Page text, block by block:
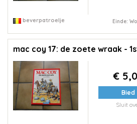
beverpatroelje Einde:
mac coy 17: de zoete wraak -
€
Bied
Sluit